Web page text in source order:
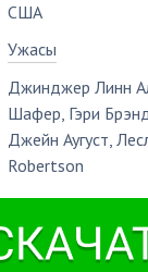
США
Ужасы
Джинджер Линн
Шафер, Гэри
Джейн Аугуст,
Robertson